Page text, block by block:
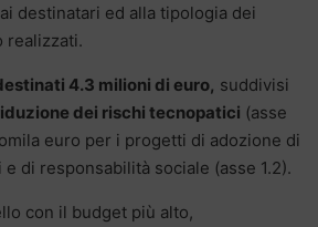
destinatari ed alla tipologia dei
realizzati.
4.3 milioni di euro, suddivisi
dei rischi tecnopatici (asse
euro per i progetti di adozione di
di responsabilità sociale (asse 1.2).
con il budget più alto,